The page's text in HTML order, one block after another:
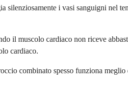
silenziosamente i vasi sanguigni nel
il muscolo cardiaco non riceve
cardiaco.
combinato spesso funziona meglio